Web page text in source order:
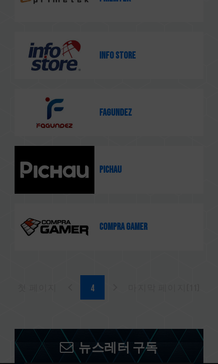
Info Store
Fagundez
Pichau
Compra Gamer
뉴스레터 구독